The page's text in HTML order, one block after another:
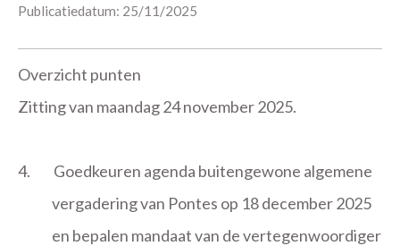
Publicatiedatum: 25/11/2025
Overzicht punten
Zitting van maandag 24 november 2025.
4.
Goedkeuren agenda buitengewone algemene
vergadering van Pontes op 18 december 2025
en bepalen mandaat van de vertegenwoordiger